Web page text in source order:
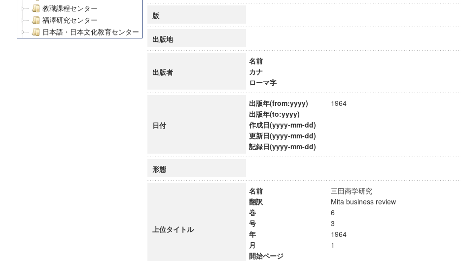
教職課程センター
福澤研究センター
日本語・日本文化教育センター
デジタルメディア・コンテンツ統合研究センター
慶應義塾大学グローバルCOEプログラム市民社会ガバナンス教育研究センター
慶應義塾大学グローバルCOEプログラム論理と感性の先端的教育研究拠点
博士課程教育リーディングプログラム「超成熟社会発展のサイエンス」
版
出版地
出版者
名前
カナ
ローマ字
日付
出版年(from:yyyy)
1964
出版年(to:yyyy)
作成日(yyyy-mm-dd)
更新日(yyyy-mm-dd)
記録日(yyyy-mm-dd)
形態
上位タイトル
名前
三田商学研究
翻訳
Mita business review
巻
6
号
3
年
1964
月
1
開始ページ